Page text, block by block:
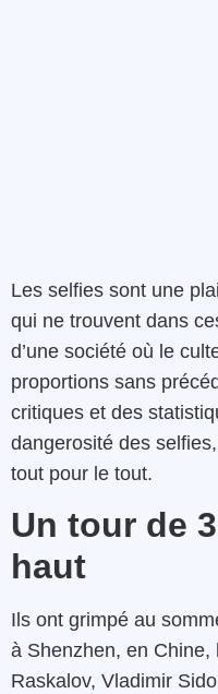
Les selfies sont une
qui ne trouvent dans
d’une société où le
proportions sans
critiques et des
dangerosité des
tout pour le tout.
Un tour de
haut
Ils ont grimpé au
à Shenzhen, en
Raskalov, Vladimir